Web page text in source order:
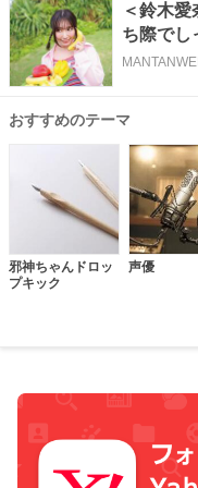
＜鈴木
ち際で
開
おすすめのテーマ
邪神ちゃんドロッ
プキック
声優